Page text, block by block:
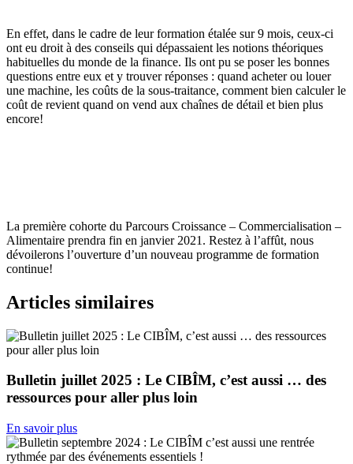
En effet, dans le cadre de leur formation étalée sur 9 mois, ceux-ci
ont eu droit à des conseils qui dépassaient les notions théoriques
habituelles du monde de la finance. Ils ont pu se poser les bonnes
questions entre eux et y trouver réponses : quand acheter ou louer
une machine, les coûts de la sous-traitance, comment bien calculer le
coût de revient quand on vend aux chaînes de détail et bien plus
encore!
La première cohorte du Parcours Croissance – Commercialisation –
Alimentaire prendra fin en janvier 2021. Restez à l’affût, nous
dévoilerons l’ouverture d’un nouveau programme de formation
continue!
Articles similaires
Bulletin juillet 2025 : Le CIBÎM, c’est aussi … des
ressources pour aller plus loin
En savoir plus